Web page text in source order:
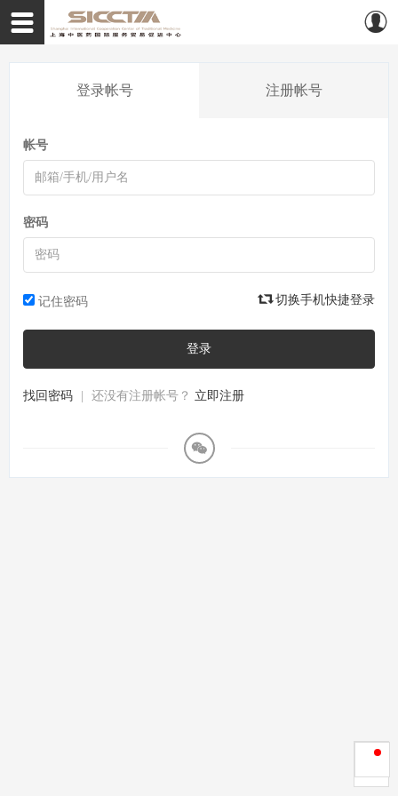
登录帐号 注册帐号
帐号
密码
记住密码 切换手机快捷登录
登录
找回密码 还没有注册帐号？ 立即注册